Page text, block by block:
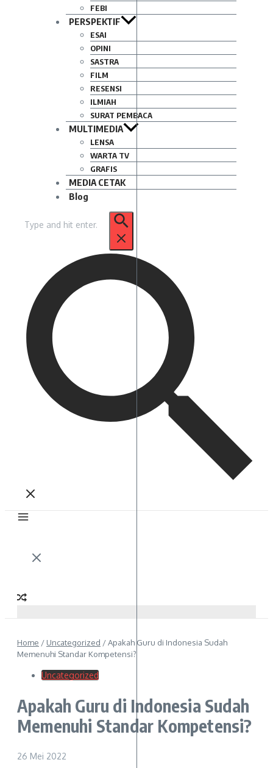
FEBI
PERSPEKTIF
ESAI
OPINI
SASTRA
FILM
RESENSI
ILMIAH
SURAT PEMBACA
MULTIMEDIA
LENSA
WARTA TV
GRAFIS
MEDIA CETAK
Blog
untuk:
Home / Uncategorized /Apakah Guru di Indonesia Sudah
Memenuhi Standar Kompetensi?
Uncategorized
Apakah Guru di Indonesia Sudah
Memenuhi Standar Kompetensi?
26 Mei 2022